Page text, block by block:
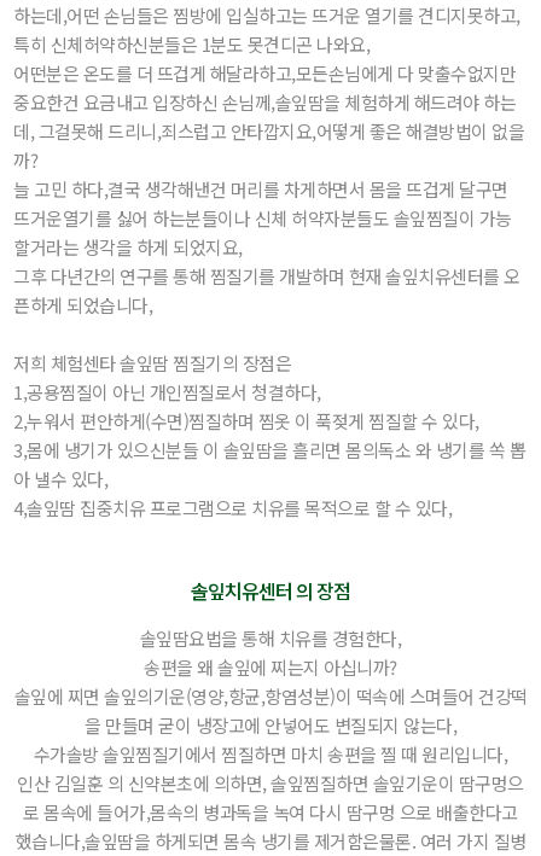
하는데,어떤 손님들은 찜방에 입실하고는 뜨거운 열기를 견디지못하고,
특히 신체허약하신분들은 1분도 못견디곤 나와요,
어떤분은 온도를 더 뜨겁게 해달라하고,모든손님에게 다 맞출수없지만
중요한건 요금내고 입장하신 손님께,솔잎땀을 체험하게 해드려야 하는
데, 그걸못해 드리니,죄스럽고 안타깝지요,어떻게 좋은 해결방법이 없을
까?
늘 고민 하다,결국 생각해낸건 머리를 차게하면서 몸을 뜨겁게 달구면
뜨거운열기를 싫어 하는분들이나 신체 허약자분들도 솔잎찜질이 가능
할거라는 생각을 하게 되었지요,
그후 다년간의 연구를 통해 찜질기를 개발하며 현재 솔잎치유센터를 오
픈하게 되었습니다,
저희 체험센타 솔잎땀 찜질기의 장점은
1,공용찜질이 아닌 개인찜질로서 청결하다,
2,누워서 편안하게(수면)찜질하며 찜옷 이 푹젖게 찜질할 수 있다,
3,몸에 냉기가 있으신분들 이 솔잎땀을 흘리면 몸의독소 와 냉기를 쏙 뽑
아 낼수 있다,
4,솔잎땀 집중치유 프로그램으로 치유를 목적으로 할 수 있다,
솔잎치유센터 의 장점
솔잎땀요법을 통해 치유를 경험한다,
송편을 왜 솔잎에 찌는지 아십니까?
솔잎에 찌면 솔잎의기운(영양,항균,항염성분)이 떡속에 스며들어 건강떡
을 만들며 굳이 냉장고에 안넣어도 변질되지 않는다,
수가솔방 솔잎찜질기에서 찜질하면 마치 송편을 찔 때 원리입니다,
인산 김일훈 의 신약본초에 의하면, 솔잎찜질하면 솔잎기운이 땀구멍으
로 몸속에 들어가,몸속의 병과독을 녹여 다시 땀구멍 으로 배출한다고
했습니다,솔잎땀을 하게되면 몸속 냉기를 제거함은물론. 여러 가지 질병